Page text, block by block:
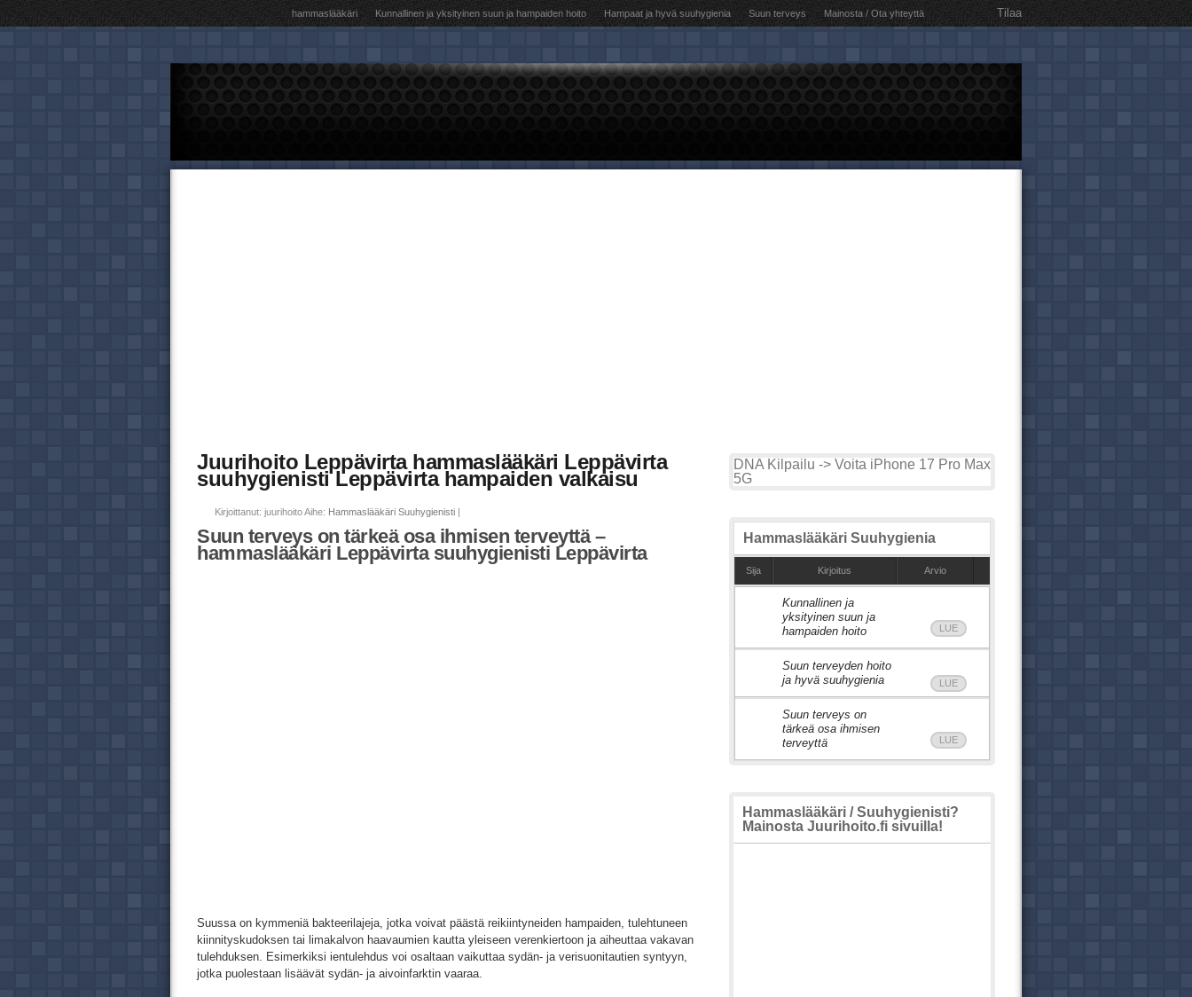
hammaslääkäri Kunnallinen ja yksityinen suun ja hampaiden hoito Hampaat ja hyvä suuhygienia Suun terveys Mainosta / Ota yhteyttä Tilaa
Juurihoito Leppävirta hammaslääkäri Leppävirta
suuhygienisti Leppävirta hampaiden valkaisu
Kirjoittanut: juurihoito Aihe: Hammaslääkäri Suuhygienisti |
Suun terveys on tärkeä osa ihmisen terveyttä –
hammaslääkäri Leppävirta suuhygienisti Leppävirta
Suussa on kymmeniä bakteerilajeja, jotka voivat päästä reikiintyneiden hampaiden, tulehtuneen
kiinnityskudoksen tai limakalvon haavaumien kautta yleiseen verenkiertoon ja aiheuttaa vakavan
tulehduksen. Esimerkiksi ientulehdus voi osaltaan vaikuttaa sydän- ja verisuonitautien syntyyn,
jotka puolestaan lisäävät sydän- ja aivoinfarktin vaaraa.
DNA Kilpailu -> Voita iPhone 17 Pro Max
5G
Hammaslääkäri Suuhygienia
Sija Kirjoitus Arvio
Kunnallinen ja
yksityinen suun ja
hampaiden hoito
LUE
Suun terveyden hoito
ja hyvä suuhygienia
LUE
Suun terveys on
tärkeä osa ihmisen
terveyttä
LUE
Hammaslääkäri / Suuhygienisti?
Mainosta Juurihoito.fi sivuilla!